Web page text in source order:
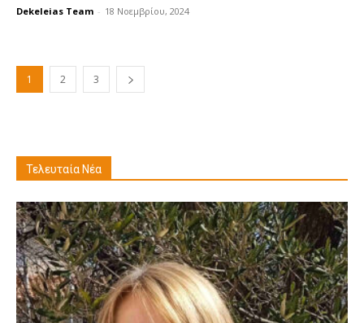
Dekeleias Team - 18 Νοεμβρίου, 2024
1 2 3
Τελευταία Νέα